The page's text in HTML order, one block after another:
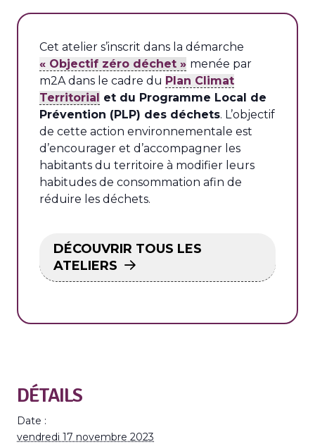
Cet atelier s’inscrit dans la démarche
« Objectif zéro déchet » menée par
m2A dans le cadre du Plan Climat
Territorial et du Programme Local de
Prévention (PLP) des déchets. L’objectif
de cette action environnementale est
d’encourager et d’accompagner les
habitants du territoire à modifier leurs
habitudes de consommation afin de
réduire les déchets.
DÉCOUVRIR TOUS LES
ATELIERS
DÉTAILS
Date :
vendredi 17 novembre 2023